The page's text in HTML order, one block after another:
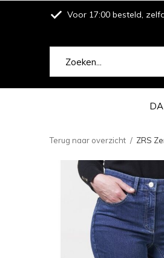
Voor 17:00 besteld,
Terug naar overzicht ZRS